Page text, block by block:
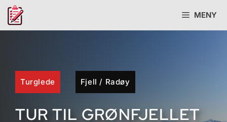
Hopp
MENY
Turglede Fjell / Radøy
TUR TIL GRØNFJELLET